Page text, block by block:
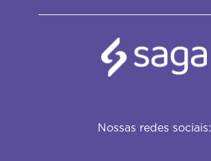
Nossas redes sociais: